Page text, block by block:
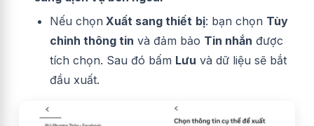
Nếu chọn Xuất sang thiết bị: bạn chọn Tùy
chỉnh thông tin và đảm bảo Tin nhắn được
tích chọn. Sau đó bấm Lưu và dữ liệu sẽ bắt
đầu xuất.